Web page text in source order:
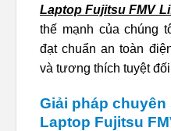
Laptop Fujitsu FMV
thế mạnh của chúng
đạt chuẩn an toàn
và tương thích tuyệt
Giải pháp chuyên
Laptop Fujitsu